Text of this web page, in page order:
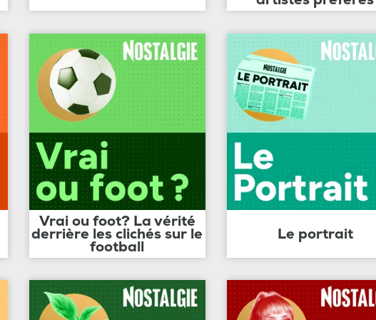
Vrai ou foot? La vérité
derrière les clichés sur le
football
Le portrait